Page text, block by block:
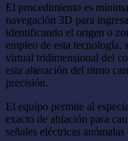
El procedimiento es
navegación 3D para
identificando el origen o
empleo de esta tecnología,
virtual tridimensional del
esta alteración del ritmo
precisión.
El equipo permite al
exacto de ablación para
señales eléctricas